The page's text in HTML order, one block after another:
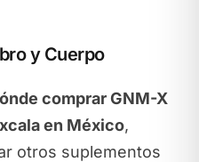
y Cuerpo
comprar GNM-X
en México,
otros suplementos